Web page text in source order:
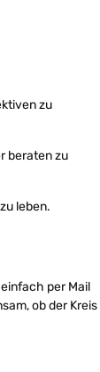
zu
beraten zu
leben.
per Mail
ob der Kreis